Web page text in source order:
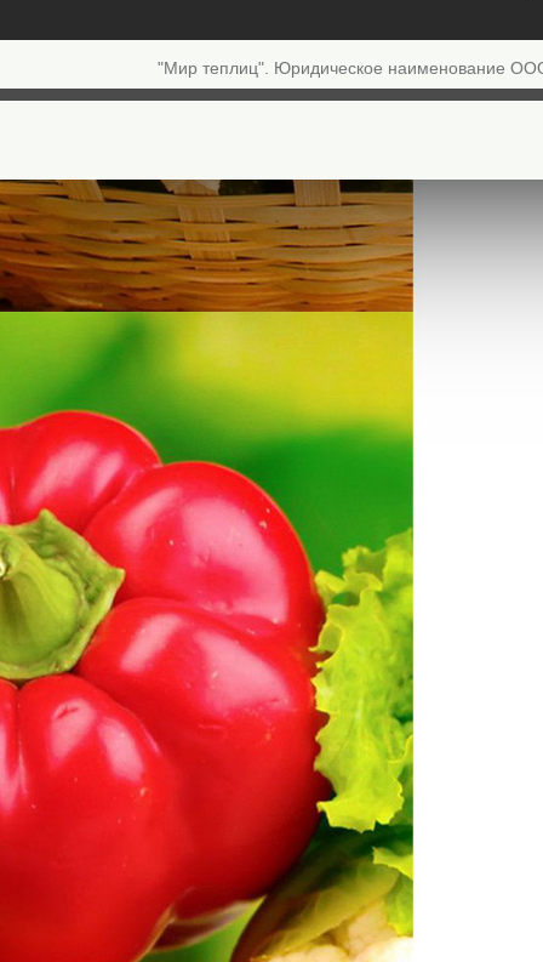
"Мир теплиц". Юридическое наименование